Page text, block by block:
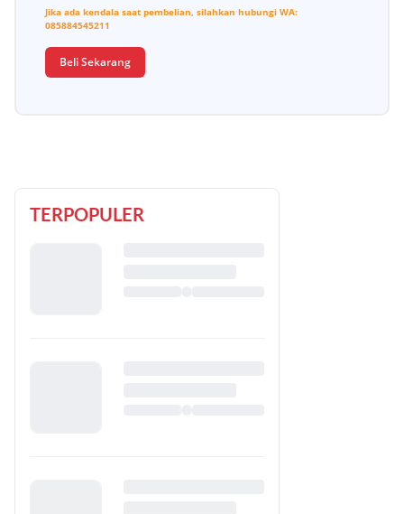
Jika ada kendala saat pembelian, silahkan hubungi WA:
085884545211
Beli Sekarang
TERPOPULER